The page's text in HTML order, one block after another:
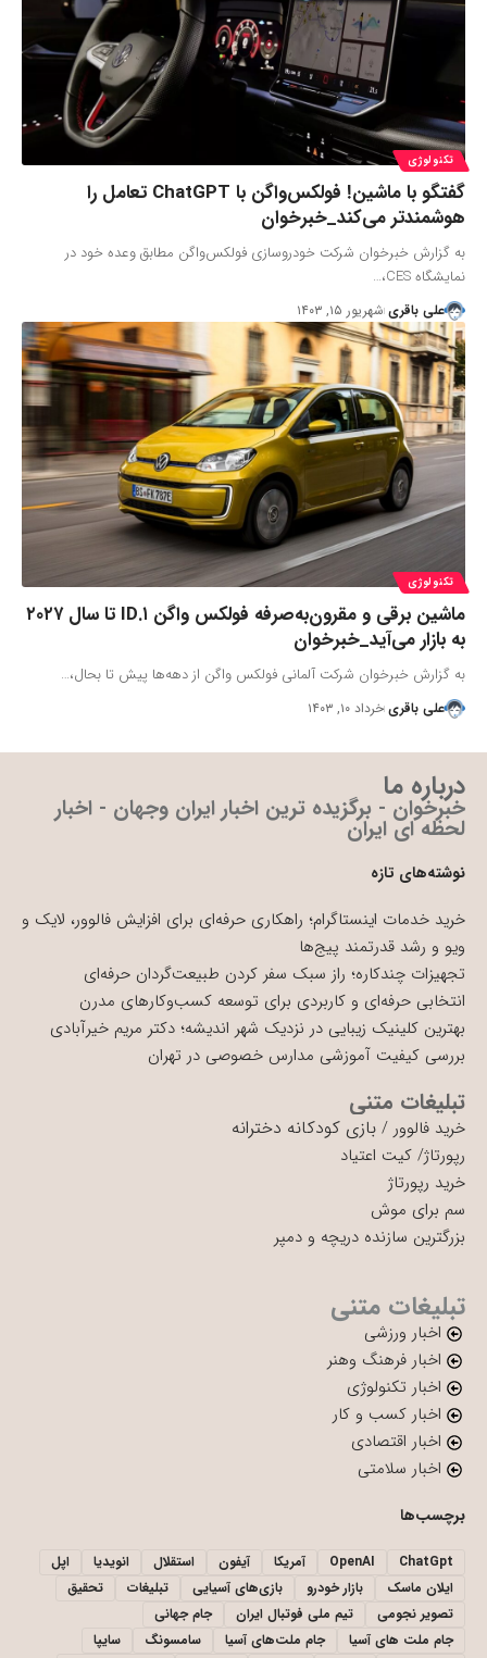
تکنولوژی
گفتگو با ماشین! فولکس‌واگن با ChatGPT تعامل را
هوشمندتر می‌کند_خبرخوان
به گزارش خبرخوان شرکت خودروسازی فولکس‌واگن مطابق وعده خود در
نمایشگاه CES،…
علی باقری شهریور ۱۵, ۱۴۰۳
تکنولوژی
ماشین برقی و مقرون‌به‌صرفه فولکس واگن ID.۱ تا سال ۲۰۲۷
به بازار می‌آید_خبرخوان
به گزارش خبرخوان شرکت آلمانی فولکس واگن از دهه‌ها پیش تا بحال،…
علی باقری خرداد ۱۰, ۱۴۰۳
درباره ما
خبرخوان - برگزیده ترین اخبار ایران وجهان - اخبار
لحظه ای ایران
نوشته‌های تازه
خرید خدمات اینستاگرام؛ راهکاری حرفه‌ای برای افزایش فالوور، لایک و
ویو و رشد قدرتمند پیج‌ها
تجهیزات چندکاره؛ راز سبک سفر کردن طبیعت‌گردان حرفه‌ای
انتخابی حرفه‌ای و کاربردی برای توسعه کسب‌وکارهای مدرن
بهترین کلینیک زیبایی در نزدیک شهر اندیشه؛ دکتر مریم خیرآبادی
بررسی کیفیت آموزشی مدارس خصوصی در تهران
تبلیغات متنی
خرید فالوور / بازی کودکانه دخترانه
رپورتاژ/ کیت اعتیاد
خرید رپورتاژ
سم برای موش
بزرگترین سازنده دریچه و دمپر
تبلیغات متنی
اخبار ورزشی
اخبار فرهنگ وهنر
اخبار تکنولوژی
اخبار کسب و کار
اخبار اقتصادی
اخبار سلامتی
برچسب‌ها
ChatGpt
OpenAI آمریکا آیفون استقلال انویدیا
اپل
ایلان ماسک
بازار خودرو بازی‌های آسیایی تبلیغات
تحقیق
تصویر نجومی
تیم ملی فوتبال ایران
جام جهانی
جام ملت های آسیا
جام ملت‌های آسیا سامسونگ
سایپا